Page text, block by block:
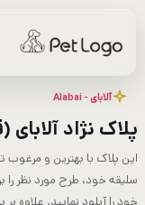
آلابای - Alabai
پلاک نژاد
این پلاک با بهترین و
سلیقه خود، طرح مورد نظر را